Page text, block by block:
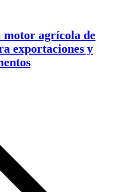
motor agrícola de
exportaciones y